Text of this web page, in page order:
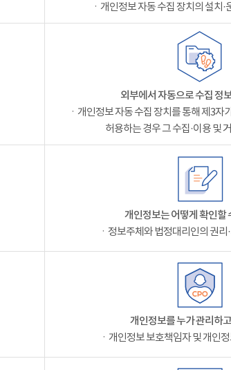
ㆍ개인정보 자동 수집 장치의 설치·
외부에서 자동으로 수집 정
ㆍ개인정보 자동 수집 장치를 통해 제3자
허용하는 경우 그 수집·이용 및
개인정보는 어떻게 확인할
ㆍ정보주체와 법정대리인의 권리
개인정보를 누가 관리하
ㆍ개인정보 보호책임자 및 개인